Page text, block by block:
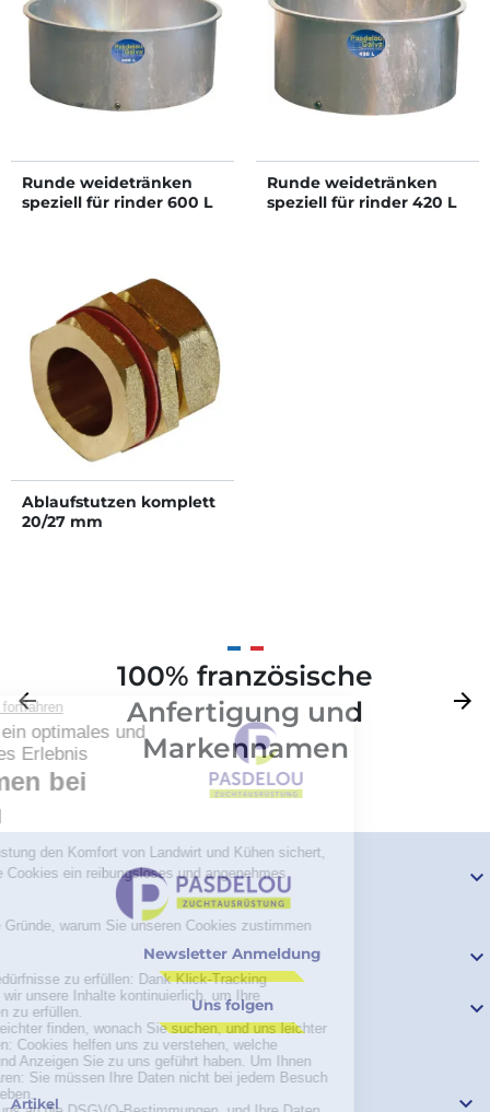
Runde weidetränken
speziell für rinder 600 L
Runde weidetränken
speziell für rinder 420 L
Ablaufstutzen komplett
20/27 mm
Zurück
arrow_back
100% französische
Anfertigung und
Markennamen
Weiter
arrow_forward

Newsletter Anmeldung 
Uns folgen 
Artikel 